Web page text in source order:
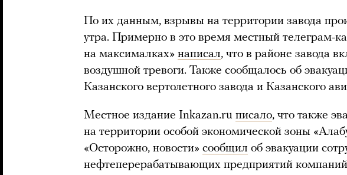
По их данным, взрывы на территории завода
утра. Примерно в это время местный телеграм-
на максималках» написал, что в районе завода
воздушной тревоги. Также сообщалось об
Казанского вертолетного завода и Казанского
Местное издание Inkazan.ru писало, что также
на территории особой экономической зоны
«Осторожно, новости» сообщил об эвакуации
нефтеперерабатывающих предприятий